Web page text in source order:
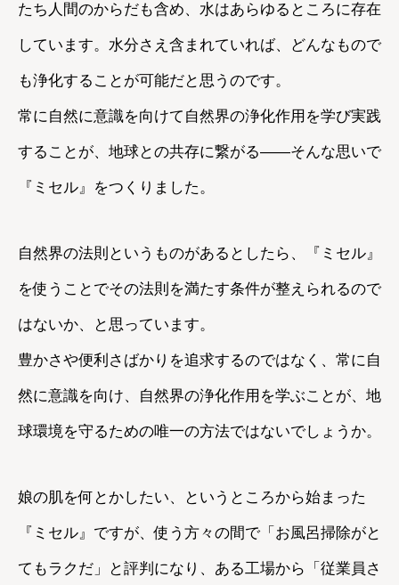
たち人間のからだも含め、水はあらゆるところに存在
しています。水分さえ含まれていれば、どんなもので
も浄化することが可能だと思うのです。
常に自然に意識を向けて自然界の浄化作用を学び実践
することが、地球との共存に繋がる――そんな思いで
『ミセル』をつくりました。
自然界の法則というものがあるとしたら、『ミセル』
を使うことでその法則を満たす条件が整えられるので
はないか、と思っています。
豊かさや便利さばかりを追求するのではなく、常に自
然に意識を向け、自然界の浄化作用を学ぶことが、地
球環境を守るための唯一の方法ではないでしょうか。
娘の肌を何とかしたい、というところから始まった
『ミセル』ですが、使う方々の間で「お風呂掃除がと
てもラクだ」と評判になり、ある工場から「従業員さ